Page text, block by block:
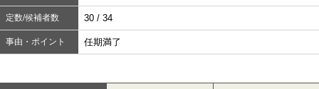
定数/候補者数 30 / 34
事由・ポイント 任期満了